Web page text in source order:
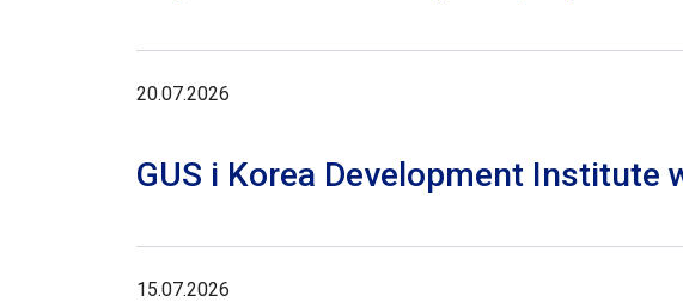
20.07.2026
GUS i Korea Development
15.07.2026